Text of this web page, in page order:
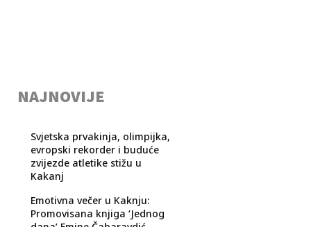
NAJNOVIJE
Svjetska prvakinja, olimpijka,
evropski rekorder i buduće
zvijezde atletike stižu u
Kakanj
Emotivna večer u Kaknju:
Promovisana knjiga ‘Jednog